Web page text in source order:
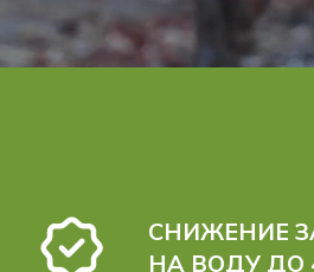
РАСХОДНИКИ
И КОПЛЕКТУЮЩИЕ
ВСЕГДА В НАЛИЧИЕ НА